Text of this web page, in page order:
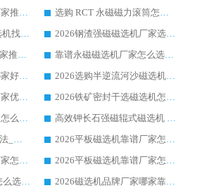
2026平板磁选机靠谱厂家推荐_ 华体会手机网页版-华体会(中国) 凭借良好口碑获得众多客户认可
选购 RCT 永磁磁力滚筒怎么选?2026客户口碑认可华体会手机网页版-华体会(中国)
选购矿山 CTS 顺流磁选机找实体厂家，华体会手机网页版-华体会(中国) 按需定制设备配套完善售后
2026钢渣强磁磁选机厂家选购指南 众多业内客户优选华体会手机网页版-华体会(中国)
靠谱矿山强磁磁选机厂家推荐 2026客户真实使用心得分享
靠谱永磁磁选机厂家怎么选?福建客户真实体验分享华体会手机网页版-华体会(中国) 品牌
2026磁选机生产厂家哪家好?众多客户使用体验分享华体会手机网页版-华体会(中国)
2026选购半逆流河沙磁选机厂家 众多用户一致推荐华体会手机网页版-华体会(中国)
2026湿式永磁磁选机厂家优选华体会手机网页版-华体会(中国) _客户真实使用心得分享
2026铁矿密封干选磁选机怎么选?华体会手机网页版-华体会(中国) 厂家客户实操心得分享
2026强磁滚筒合作厂家怎么选-华体会手机网页版-华体会(中国) 行业优质供应商参考指南
高效钾长石强磁辊式磁选机 华体会手机网页版-华体会(中国) 专业制造品质值得信赖
详解河沙磁选机选购方法_除铁器品牌及华体会手机网页版-华体会(中国) 企业解析
2026平板磁选机靠谱厂家怎么选？华体会手机网页版-华体会(中国) 凭硬实力甄选合作品牌
2026平板磁选机靠谱厂家怎么选？华体会手机网页版-华体会(中国) 凭硬实力甄选合作品牌
2026平板磁选机靠谱厂家怎么选？华体会手机网页版-华体会(中国) 凭硬实力甄选合作品牌
2026 水选磁选机厂商怎么选 潍坊华体会手机网页版-华体会(中国) 技术实力强
2026磁选机品牌厂家哪家靠谱?行业优选华体会手机网页版-华体会(中国) 实力出众